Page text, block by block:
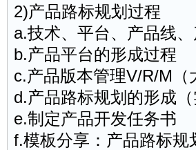
2)产品路标规划过程
a.技术、平台、产品线
b.产品平台的形成过程
c.产品版本管理V/R/M
d.产品路标规划的形成
e.制定产品开发任务书
f.模板分享：产品路标规